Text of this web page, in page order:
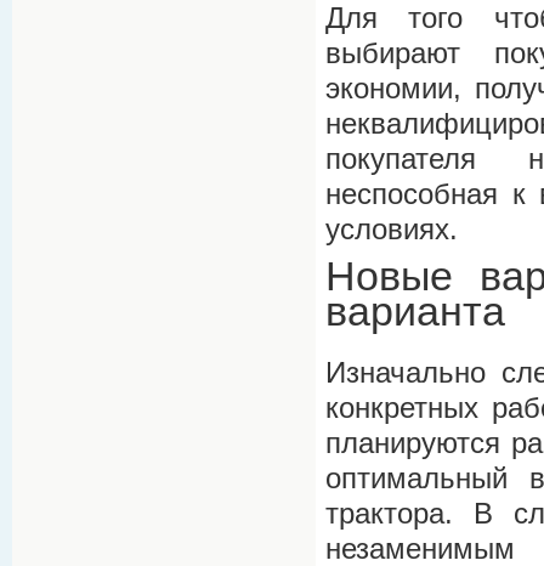
Для того
выбирают
экономии,
покупателя
неспособная к
условиях.
Новые
варианта
Изначально
конкретных
планируются
оптимальный
трактора. В